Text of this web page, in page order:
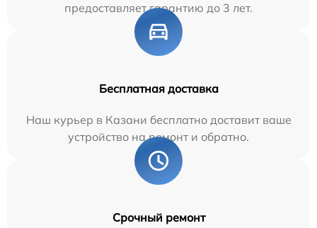
предоставляет гарантию до 3 лет.
Бесплатная доставка
Наш курьер в Казани бесплатно доставит ваше
устройство на ремонт и обратно.
Срочный ремонт